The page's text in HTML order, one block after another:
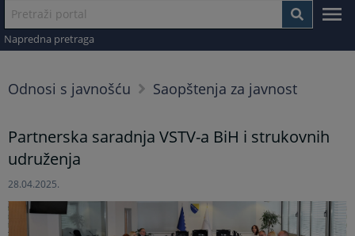
Napredna pretraga
Odnosi s javnošću Saopštenja za javnost
Partnerska saradnja VSTV-a BiH i strukovnih
udruženja
28.04.2025.